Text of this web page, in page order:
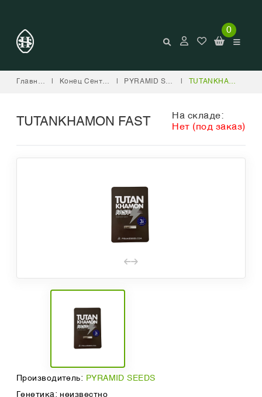
0
Главная Конец Сентября | PYRAMID SEEDS TUTANKHAMON FAST
TUTANKHAMON FAST
На складе:
Нет (под заказ)
Производитель: PYRAMID SEEDS
Генетика: неизвестно